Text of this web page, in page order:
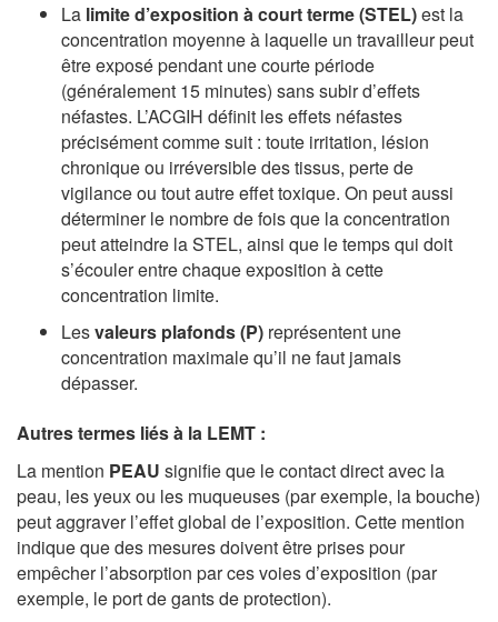
La limite d’exposition à court terme (STEL)est la
concentration moyenne à laquelle un travailleur peut
être exposé pendant une courte période
(généralement 15 minutes) sans subir d’effets
néfastes. L’ACGIH définit les effets néfastes
précisément comme suit : toute irritation, lésion
chronique ou irréversible des tissus, perte de
vigilance ou tout autre effet toxique. On peut aussi
déterminer le nombre de fois que la concentration
peut atteindre la STEL, ainsi que le temps qui doit
s’écouler entre chaque exposition à cette
concentration limite.
Lesvaleurs plafonds (P) représentent une
concentration maximale qu’il ne faut jamais
dépasser.
Autres termes liés à la LEMT :
La mention PEAU signifie que le contact direct avec la
peau, les yeux ou les muqueuses (par exemple, la bouche)
peut aggraver l’effet global de l’exposition. Cette mention
indique que des mesures doivent être prises pour
empêcher l’absorption par ces voies d’exposition (par
exemple, le port de gants de protection).